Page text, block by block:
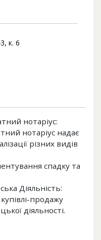
к. 6
нотаріус:
нотаріус надає
різних видів
спадку та
Діяльність:
продажу
діяльності.